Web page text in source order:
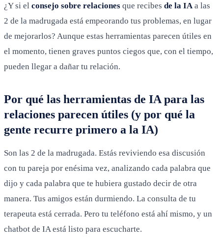
¿Y si el consejo sobre relaciones que recibes de la IA a las
2 de la madrugada está empeorando tus problemas, en lugar
de mejorarlos? Aunque estas herramientas parecen útiles en
el momento, tienen graves puntos ciegos que, con el tiempo,
pueden llegar a dañar tu relación.
Por qué las herramientas de IA para las
relaciones parecen útiles (y por qué la
gente recurre primero a la IA)
Son las 2 de la madrugada. Estás reviviendo esa discusión
con tu pareja por enésima vez, analizando cada palabra que
dijo y cada palabra que te hubiera gustado decir de otra
manera. Tus amigos están durmiendo. La consulta de tu
terapeuta está cerrada. Pero tu teléfono está ahí mismo, y un
chatbot de IA está listo para escucharte.